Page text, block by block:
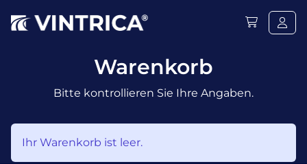
Warenkorb
Bitte kontrollieren Sie Ihre Angaben.
Ihr Warenkorb ist leer.